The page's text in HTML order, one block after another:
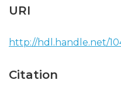
URI
http://hdl.handle.net/
Citation